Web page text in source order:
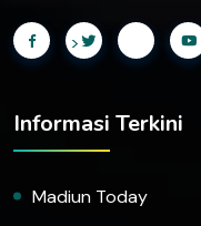
>
Informasi Terkini
Madiun Today